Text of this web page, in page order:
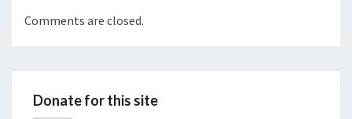
Comments are closed.
Donate for this site